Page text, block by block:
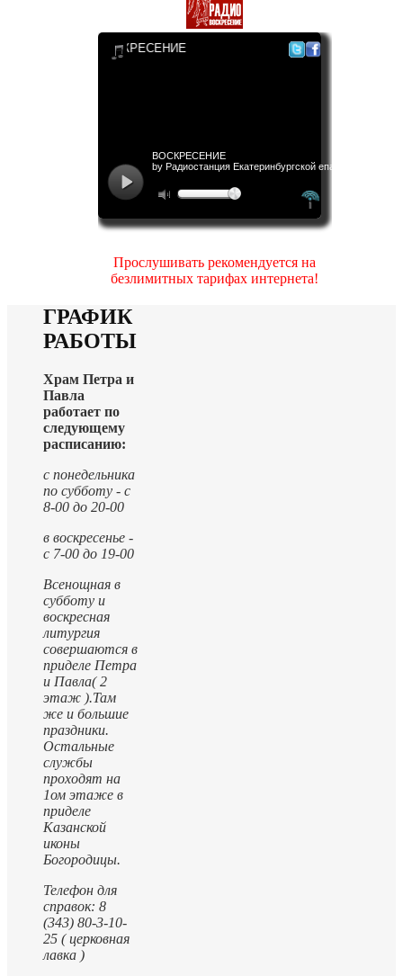
Прослушивать рекомендуется на
безлимитных тарифах интернета!
ГРАФИК
РАБОТЫ
Храм Петра и
Павла
работает по
следующему
расписанию:
с понедельника
по субботу - с
8-00 до 20-00
в воскресенье -
с 7-00 до 19-00
Всенощная в
субботу и
воскресная
литургия
совершаются в
приделе Петра
и Павла( 2
этаж ).Там
же и большие
праздники.
Остальные
службы
проходят на
1ом этаже в
приделе
Казанской
иконы
Богородицы.
Телефон для
справок: 8
(343) 80-3-10-
25 ( церковная
лавка )